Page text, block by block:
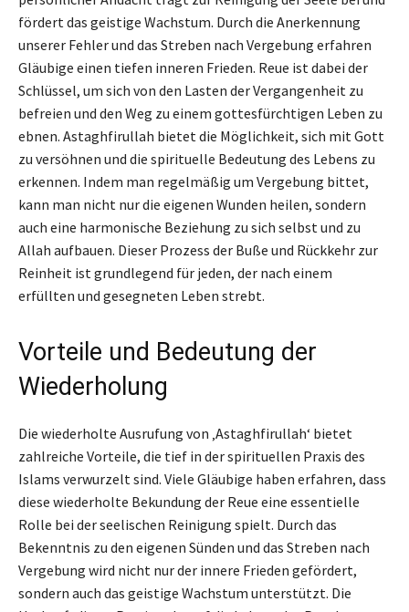
fördert das geistige Wachstum. Durch die Anerkennung
unserer Fehler und das Streben nach Vergebung erfahren
Gläubige einen tiefen inneren Frieden. Reue ist dabei der
Schlüssel, um sich von den Lasten der Vergangenheit zu
befreien und den Weg zu einem gottesfürchtigen Leben zu
ebnen. Astaghfirullah bietet die Möglichkeit, sich mit Gott
zu versöhnen und die spirituelle Bedeutung des Lebens zu
erkennen. Indem man regelmäßig um Vergebung bittet,
kann man nicht nur die eigenen Wunden heilen, sondern
auch eine harmonische Beziehung zu sich selbst und zu
Allah aufbauen. Dieser Prozess der Buße und Rückkehr zur
Reinheit ist grundlegend für jeden, der nach einem
erfüllten und gesegneten Leben strebt.
Vorteile und Bedeutung der
Wiederholung
Die wiederholte Ausrufung von ‚Astaghfirullah‘ bietet
zahlreiche Vorteile, die tief in der spirituellen Praxis des
Islams verwurzelt sind. Viele Gläubige haben erfahren, dass
diese wiederholte Bekundung der Reue eine essentielle
Rolle bei der seelischen Reinigung spielt. Durch das
Bekenntnis zu den eigenen Sünden und das Streben nach
Vergebung wird nicht nur der innere Frieden gefördert,
sondern auch das geistige Wachstum unterstützt. Die